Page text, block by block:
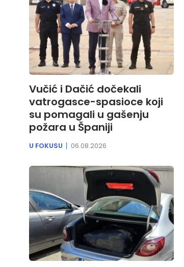
Vučić i Dačić dočekali
vatrogasce-spasioce koji
su pomagali u gašenju
požara u Španiji
U FOKUSU 06.08.2026